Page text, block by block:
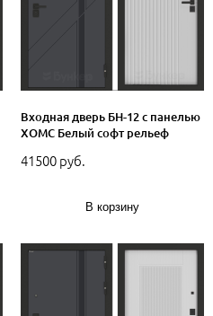
Входная дверь БН-12 с панелью
ХОМС Белый софт рельеф
41500 руб.
В корзину